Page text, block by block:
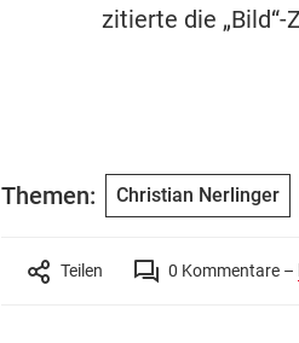
zitierte die
Themen: Christian Nerlinger
Teilen 0 Kommentare –